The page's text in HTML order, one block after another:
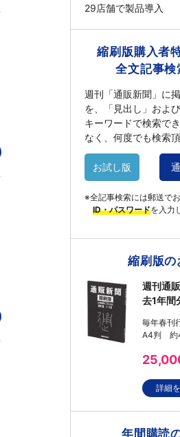
29店舗で製品導入
縮刷版購入者
全文記事検
週刊「通販新聞」に
を、「見出し」およ
キーワードで検索で
なく、何度でも検索頂
お試し版
※全記事検索には郵送で
ID・パスワードを入力
縮刷版の
週刊通
去1年間
毎年春刊
A4判 約
詳細
年間購読